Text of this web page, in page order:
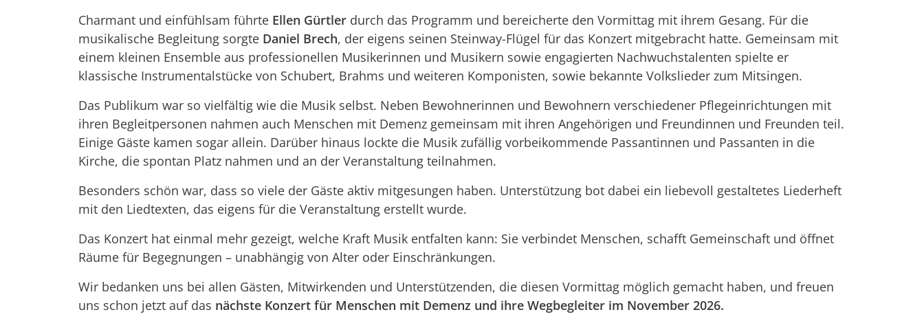
Charmant und einfühlsam führte Ellen Gürtler durch das Programm und bereicherte den Vormittag mit ihrem Gesang. Für die
musikalische Begleitung sorgte Daniel Brech, der eigens seinen Steinway-Flügel für das Konzert mitgebracht hatte. Gemeinsam mit
einem kleinen Ensemble aus professionellen Musikerinnen und Musikern sowie engagierten Nachwuchstalenten spielte er
klassische Instrumentalstücke von Schubert, Brahms und weiteren Komponisten, sowie bekannte Volkslieder zum Mitsingen.
Das Publikum war so vielfältig wie die Musik selbst. Neben Bewohnerinnen und Bewohnern verschiedener Pflegeinrichtungen mit
ihren Begleitpersonen nahmen auch Menschen mit Demenz gemeinsam mit ihren Angehörigen und Freundinnen und Freunden teil.
Einige Gäste kamen sogar allein. Darüber hinaus lockte die Musik zufällig vorbeikommende Passantinnen und Passanten in die
Kirche, die spontan Platz nahmen und an der Veranstaltung teilnahmen.
Besonders schön war, dass so viele der Gäste aktiv mitgesungen haben. Unterstützung bot dabei ein liebevoll gestaltetes Liederheft
mit den Liedtexten, das eigens für die Veranstaltung erstellt wurde.
Das Konzert hat einmal mehr gezeigt, welche Kraft Musik entfalten kann: Sie verbindet Menschen, schafft Gemeinschaft und öffnet
Räume für Begegnungen – unabhängig von Alter oder Einschränkungen.
Wir bedanken uns bei allen Gästen, Mitwirkenden und Unterstützenden, die diesen Vormittag möglich gemacht haben, und freuen
uns schon jetzt auf das nächste Konzert für Menschen mit Demenz und ihre Wegbegleiter im November 2026.